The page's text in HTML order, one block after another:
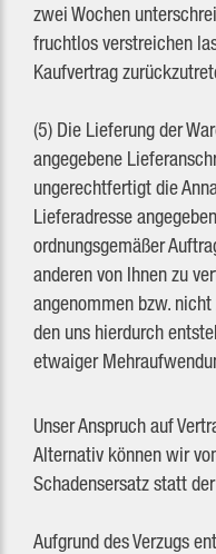
zwei Wochen
fruchtlos verstreichen
Kaufvertrag
(5) Die Lieferung der
angegebene
ungerechtfertigt die
Lieferadresse
ordnungsgemäßer
anderen von Ihnen zu
angenommen bzw.
den uns hierdurch
etwaiger
Unser Anspruch auf
Alternativ können wir
Schadensersatz statt
Aufgrund des Verzugs